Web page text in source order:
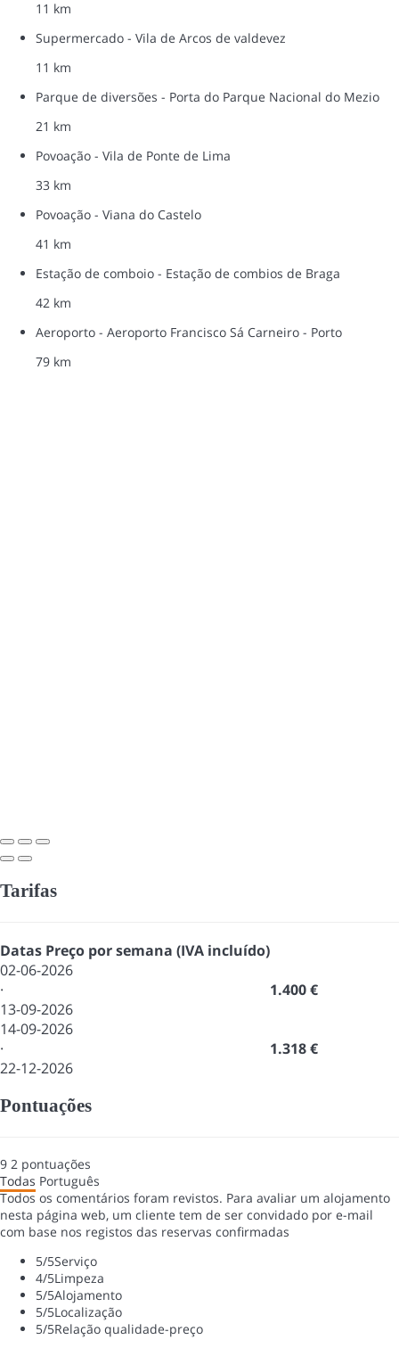
11 km
Supermercado - Vila de Arcos de valdevez
11 km
Parque de diversões - Porta do Parque Nacional do Mezio
21 km
Povoação - Vila de Ponte de Lima
33 km
Povoação - Viana do Castelo
41 km
Estação de comboio - Estação de combios de Braga
42 km
Aeroporto - Aeroporto Francisco Sá Carneiro - Porto
79 km
Tarifas
Datas Preço por semana (IVA incluído)
02-06-2026
·
13-09-2026
1.400 €
14-09-2026
·
22-12-2026
1.318 €
Pontuações
9 2 pontuações
Todas Português
Todos os comentários foram revistos. Para avaliar um alojamento
nesta página web, um cliente tem de ser convidado por e-mail
com base nos registos das reservas confirmadas
5/5Serviço
4/5Limpeza
5/5Alojamento
5/5Localização
5/5Relação qualidade-preço